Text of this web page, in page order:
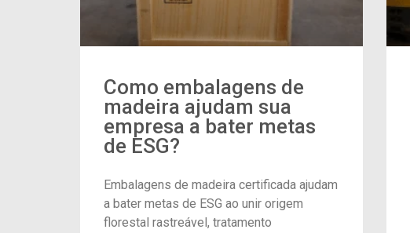
Como embalagens de
madeira ajudam sua
empresa a bater metas
de ESG?
Embalagens de madeira certificada ajudam
a bater metas de ESG ao unir origem
florestal rastreável, tratamento